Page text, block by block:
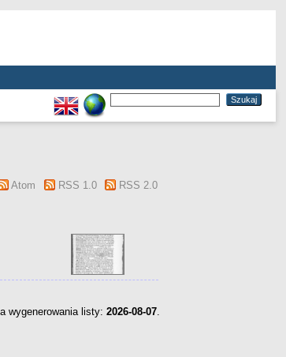
Atom RSS 1.0 RSS 2.0
wygenerowania listy: 2026-08-07.